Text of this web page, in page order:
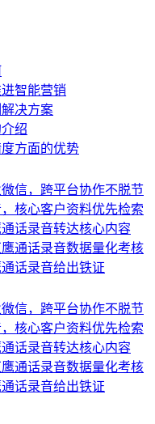
智能营销
决方案
绍
方面的优势
信，跨平台协作不脱节
核心客户资料优先检索
话录音转达核心内容
通话录音数据量化考核
话录音给出铁证
信，跨平台协作不脱节
核心客户资料优先检索
话录音转达核心内容
通话录音数据量化考核
话录音给出铁证